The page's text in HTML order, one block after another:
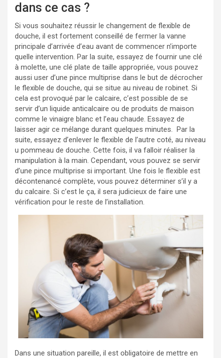
dans ce cas ?
Si vous souhaitez réussir le changement de flexible de
douche, il est fortement conseillé de fermer la vanne
principale d’arrivée d’eau avant de commencer n’importe
quelle intervention. Par la suite, essayez de fournir une clé
à molette, une clé plate de taille appropriée, vous pouvez
aussi user d’une pince multiprise dans le but de décrocher
le flexible de douche, qui se situe au niveau de robinet. Si
cela est provoqué par le calcaire, c’est possible de se
servir d’un liquide anticalcaire ou de produits de maison
comme le vinaigre blanc et l’eau chaude. Essayez de
laisser agir ce mélange durant quelques minutes. Par la
suite, essayez d’enlever le flexible de l’autre coté, au niveau
u pommeau de douche. Cette fois, il va falloir réaliser la
manipulation à la main. Cependant, vous pouvez se servir
d’une pince multiprise si important. Une fois le flexible est
décontenancé complète, vous pouvez déterminer s’il y a
du calcaire. Si c’est le ça, il sera judicieux de faire une
vérification pour le reste de l’installation.
Dans une situation pareille, il est obligatoire de mettre en